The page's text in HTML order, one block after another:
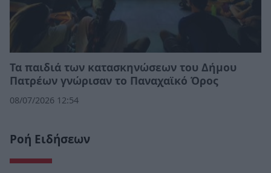
Τα παιδιά των κατασκηνώσεων του Δήμου
Πατρέων γνώρισαν το Παναχαϊκό Όρος
08/07/2026 12:54
Ροή Ειδήσεων